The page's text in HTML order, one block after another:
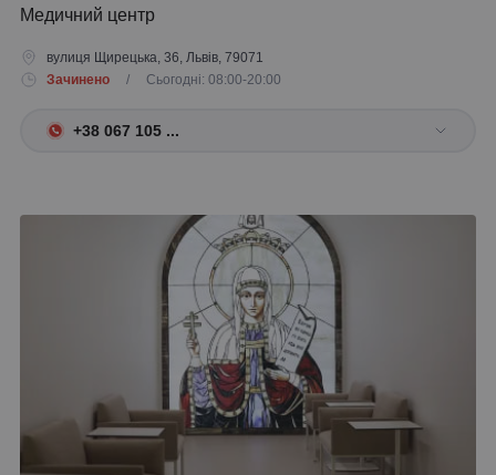
Медичний центр
вулиця Щирецька, 36, Львів, 79071
Зачинено
/ Сьогодні: 08:00-20:00
+38 067 105 ...